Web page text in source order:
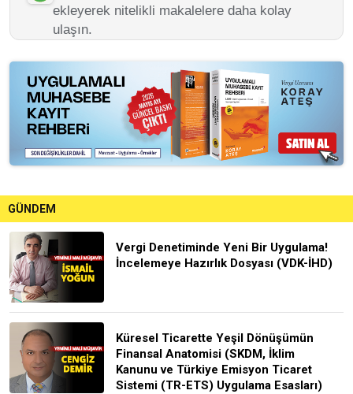
ekleyerek nitelikli makalelere daha kolay
ulaşın.
GÜNDEM
Vergi Denetiminde Yeni Bir Uygulama!
İncelemeye Hazırlık Dosyası (VDK-İHD)
Küresel Ticarette Yeşil Dönüşümün
Finansal Anatomisi (SKDM, İklim
Kanunu ve Türkiye Emisyon Ticaret
Sistemi (TR-ETS) Uygulama Esasları)